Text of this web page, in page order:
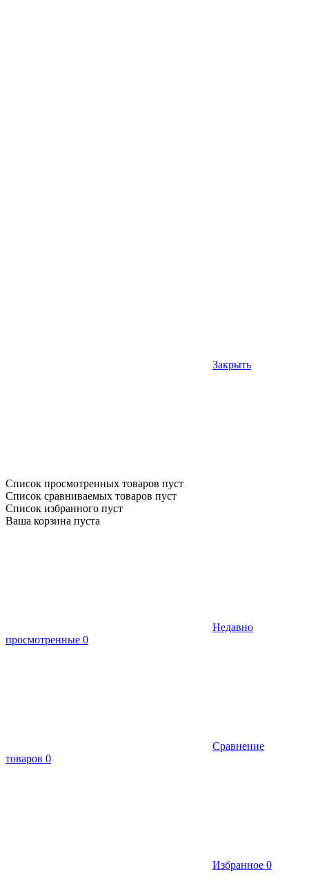
Закрыть
Список просмотренных товаров пуст
Список сравниваемых товаров пуст
Список избранного пуст
Ваша корзина пуста
Недавно
просмотренные 0
Сравнение
товаров 0
Избранное 0